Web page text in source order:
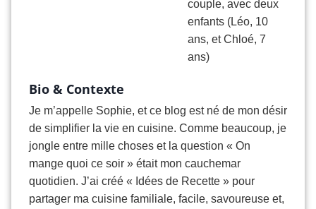
couple, avec deux
enfants (Léo, 10
ans, et Chloé, 7
ans)
Bio & Contexte
Je m’appelle Sophie, et ce blog est né de mon désir
de simplifier la vie en cuisine. Comme beaucoup, je
jongle entre mille choses et la question « On
mange quoi ce soir » était mon cauchemar
quotidien. J’ai créé « Idées de Recette » pour
partager ma cuisine familiale, facile, savoureuse et,